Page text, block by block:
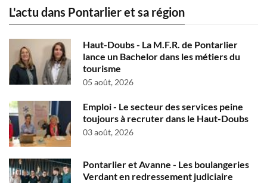
L'actu dans Pontarlier et sa région
Haut-Doubs - La M.F.R. de Pontarlier
lance un Bachelor dans les métiers du
tourisme
05 août, 2026
Emploi - Le secteur des services peine
toujours à recruter dans le Haut-Doubs
03 août, 2026
Pontarlier et Avanne - Les boulangeries
Verdant en redressement judiciaire